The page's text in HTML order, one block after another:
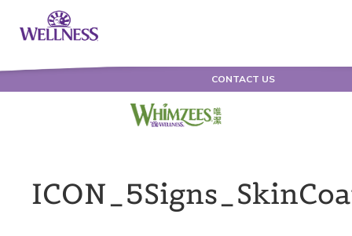
CONTACT US